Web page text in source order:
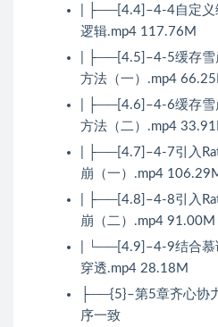
| ├──[4.4]–4-4自定义
逻辑.mp4 117.76M
| ├──[4.5]–4-5缓存雪
方法（一）.mp4
| ├──[4.6]–4-6缓存雪
方法（二）.mp4
| ├──[4.7]–4-7引入
崩（一）.mp4
| ├──[4.8]–4-8引入
崩（二）.mp4 91.00M
| └──[4.9]–4-9结合慕
穿透.mp4 28.18M
├──{5}–第5章齐心协
序一致